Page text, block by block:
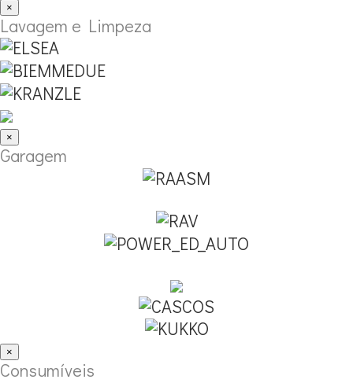
×
Lavagem e Limpeza
×
Garagem
×
Consumíveis